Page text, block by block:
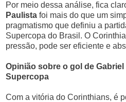
Por meio dessa análise, fica
Paulista foi mais do que um
pragmatismo que definiu a
Supercopa do Brasil. O
pressão, pode ser eficiente e
Opinião sobre o gol de
Supercopa
Com a vitória do Corinthians, é